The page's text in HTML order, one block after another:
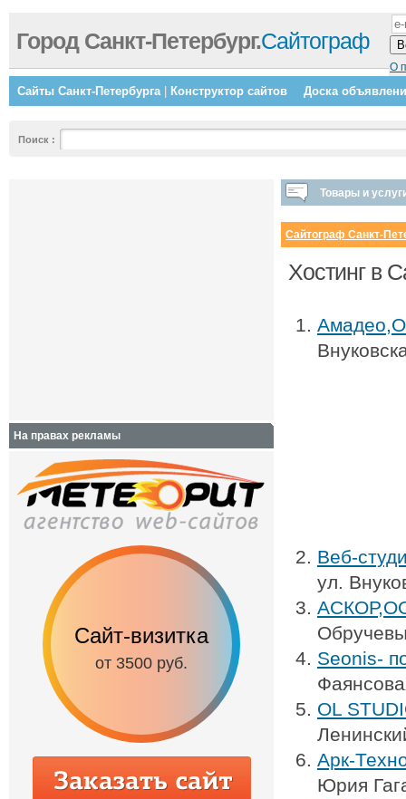
О
Город Санкт-Петербург.Сайтограф
Сайты Санкт-Петербурга| Конструктор сайтов Доска
Поиск :
Товары и
Сайтограф Санкт-
Хостинг в
Веб-
ул.
Seonis-
OL
Арк-
Юрия
На правах рекламы
Сайт-визитка
от 3500 руб.
Сайт с
от 6500 руб.